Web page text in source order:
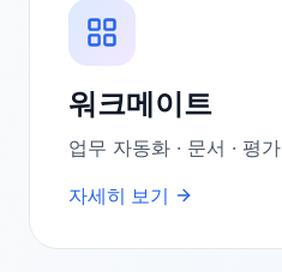
워크메이트
업무 자동화 · 문서 · 평가
자세히 보기